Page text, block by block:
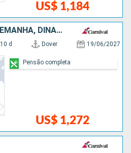
US$ 1,184
FRANCIA, BÉLGICA, ALEMANHA, DINAMARCA, SUÃCIA
10 d Dover 19/06/2027
US$ 1,272
Pensão completa